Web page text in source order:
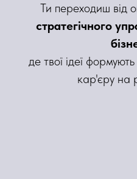
Ти переходиш від
стратегічного
де твої ідеї
кар'єру на